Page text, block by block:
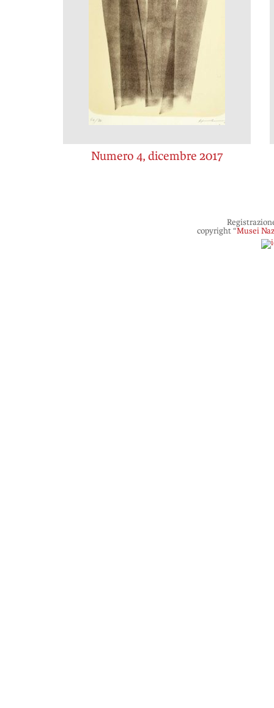
Numero 4, dicembre 2017
copyright “Musei